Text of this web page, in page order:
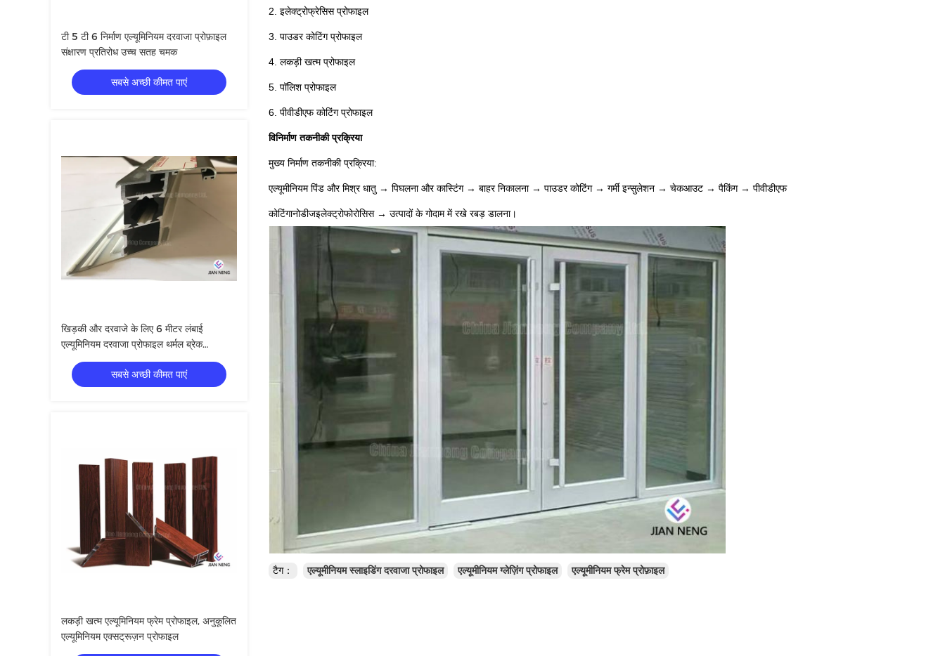
टी 5 टी 6 निर्माण एल्यूमिनियम दरवाजा प्रोफ़ाइल
संक्षारण प्रतिरोध उच्च सतह चमक
सबसे अच्छी कीमत पाएं
खिड़की और दरवाजे के लिए 6 मीटर लंबाई
एल्यूमिनियम दरवाजा प्रोफाइल थर्मल ब्रेक
एल्यूमिनियम प्रोफाइल
सबसे अच्छी कीमत पाएं
लकड़ी खत्म एल्यूमिनियम फ्रेम प्रोफाइल, अनुकूलित
एल्यूमिनियम एक्सट्रूज़न प्रोफाइल
2. इलेक्ट्रोफ्रेसिस प्रोफाइल
3. पाउडर कोटिंग प्रोफाइल
4. लकड़ी खत्म प्रोफाइल
5. पॉलिश प्रोफाइल
6. पीवीडीएफ कोटिंग प्रोफाइल
विनिर्माण तकनीकी प्रक्रिया
मुख्य निर्माण तकनीकी प्रक्रिया:
एल्यूमीनियम पिंड और मिश्र धातु → पिघलना और कास्टिंग → बाहर निकालना → पाउडर कोटिंग → गर्मी इन्सुलेशन → चेकआउट → पैकिंग → पीवीडीएफ
कोटिंगानोडीजइलेक्ट्रोफोरोसिस → उत्पादों के गोदाम में रखे रबड़ डालना।
टैग： एल्यूमीनियम स्लाइडिंग दरवाजा प्रोफाइल एल्यूमीनियम ग्लेज़िंग प्रोफाइल एल्यूमीनियम फ्रेम प्रोफ़ाइल